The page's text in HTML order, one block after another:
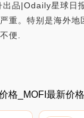
品|Odaily星球日
重。特别是海外地
便.
格_MOFI最新价